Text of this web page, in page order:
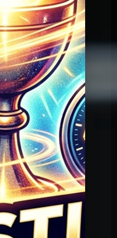
Graal V2 - 97 musique
Graal V2 - 96 musique
Graal V2 - 95 musique
Graal V2 - 94 musique
Graal V2 - 93 musique
Graal V2 - 92 série